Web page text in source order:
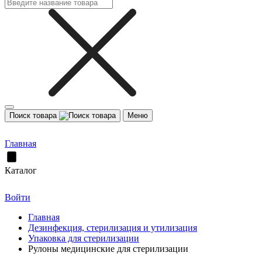
Поиск товара Меню
Главная
Каталог
Войти
Главная
Дезинфекция, стерилизация и утилизация
Упаковка для стерилизации
Рулоны медицинские для стерилизации